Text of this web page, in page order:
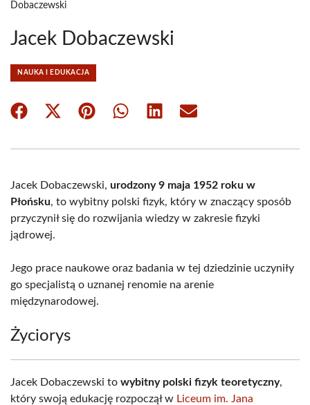
Dobaczewski
Jacek Dobaczewski
NAUKA I EDUKACJA
Share
Share
(Twitter)
Share Share Share Share
Jacek Dobaczewski, urodzony 9 maja 1952 roku w
Płońsku, to wybitny polski fizyk, który w znaczący sposób
przyczynił się do rozwijania wiedzy w zakresie fizyki
jądrowej.
Jego prace naukowe oraz badania w tej dziedzinie uczyniły
go specjalistą o uznanej renomie na arenie
międzynarodowej.
Życiorys
Jacek Dobaczewski to wybitny polski fizyk teoretyczny,
który swoją edukację rozpoczął w Liceum im. Jana